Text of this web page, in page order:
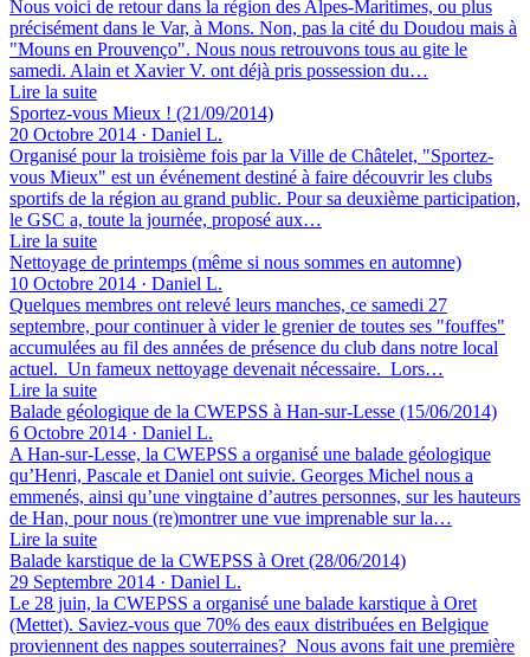
Nous voici de retour dans la région des Alpes-Maritimes, ou plus
précisément dans le Var, à Mons. Non, pas la cité du Doudou mais à
"Mouns en Prouvenço". Nous nous retrouvons tous au gite le
samedi. Alain et Xavier V. ont déjà pris possession du…
Lire la suite
Sportez-vous Mieux ! (21/09/2014)
20 Octobre 2014 · Daniel L.
Organisé pour la troisième fois par la Ville de Châtelet, "Sportez-
vous Mieux" est un événement destiné à faire découvrir les clubs
sportifs de la région au grand public. Pour sa deuxième participation,
le GSC a, toute la journée, proposé aux…
Lire la suite
Nettoyage de printemps (même si nous sommes en automne)
10 Octobre 2014 · Daniel L.
Quelques membres ont relevé leurs manches, ce samedi 27
septembre, pour continuer à vider le grenier de toutes ses "fouffes"
accumulées au fil des années de présence du club dans notre local
actuel. Un fameux nettoyage devenait nécessaire. Lors…
Lire la suite
Balade géologique de la CWEPSS à Han-sur-Lesse (15/06/2014)
6 Octobre 2014 · Daniel L.
A Han-sur-Lesse, la CWEPSS a organisé une balade géologique
qu’Henri, Pascale et Daniel ont suivie. Georges Michel nous a
emmenés, ainsi qu’une vingtaine d’autres personnes, sur les hauteurs
de Han, pour nous (re)montrer une vue imprenable sur la…
Lire la suite
Balade karstique de la CWEPSS à Oret (28/06/2014)
29 Septembre 2014 · Daniel L.
Le 28 juin, la CWEPSS a organisé une balade karstique à Oret
(Mettet). Saviez-vous que 70% des eaux distribuées en Belgique
proviennent des nappes souterraines? Nous avons fait une première